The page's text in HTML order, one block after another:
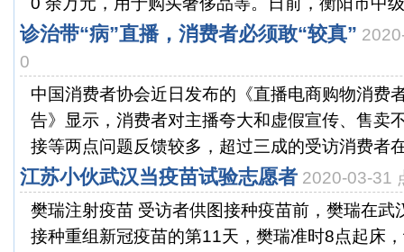
诊治带“病”直播，消费者必须敢“较真”
0
中国消费者协会近日发布的《直播电商购物消费
告》显示，消费者对主播夸大和虚假宣传、售卖
接等两点问题反馈较多，超过三成的受访消费者
江苏小伙武汉当疫苗试验志愿者 2020-03-31
樊瑞注射疫苗 受访者供图接种疫苗前，樊瑞在武
接种重组新冠疫苗的第11天，樊瑞准时8点起床